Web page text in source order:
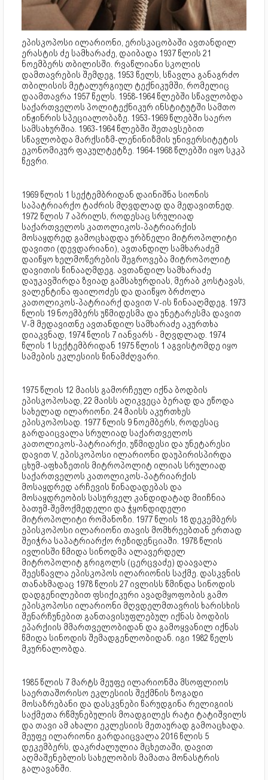
ეპისკოპოსი ილარიონი, ერისკაცობაში ავთანდილ
ერასტის ძე სამხარაძე, დაიბადა 1937 წლის 21
ნოემბერს თბილისში. რვაწლიანი სკოლის
დამთავრების შემდეგ, 1953 წელს, სწავლა განაგრძო
თბილისის მეტალურგიულ ტექნიკუმში, რომელიც
დაამთავრა 1957 წელს. 1958-1964 წლებში სწავლობდა
საქართველოს პოლიტექნიკურ ინსტიტუტში სამთო
ინჟინრის სპეციალობაზე. 1953-1969 წლებში საერო
სამსახურშია. 1963-1964 წლებში შეთავსებით
სწავლობდა მარქსიზმ-ლენინიზმის უნივერსიტეტის
ეკონომიკურ ფაკულტეტზე. 1964-1968 წლებში იყო სკკპ
წევრი.
1969 წლის 1 სექტემბრიდან დაინიშნა სიონის
საპატრიარქო ტაძრის მღვდლად და მედავითნედ.
1972 წლის 7 აპრილს, როდესაც სრულიად
საქართველოს კათოლიკოს-პატრიარქის
მოსაყდრედ გამოცხადდა ურბნელი მიტროპოლიტი
დავითი (დევდარიანი), ავთანდილ სამხარაძემ
დაიწყო ხელმოწერების შეგროვება მიტროპოლიტ
დავითის წინააღმდეგ. ავთანდილ სამხარაძე
დაუკავშირდა ზვიად გამსახურდიას, მერაბ კოსტავას,
ვალენტინა ფაილოძეს და დაიწყო ბრძოლა
კათოლიკოს-პატრიარქ დავით V-ის წინააღმდეგ. 1973
წლის 19 ნოემბერს უწმიდესმა და უნეტარესმა დავით
V-მ მედავითნე ავთანდილ სამხარაძე აკურთხა
დიაკვნად, 1974 წლის 7 იანვარს - მღვდლად. 1974
წლის 1 სექტემბრიდან 1975 წლის 1 აგვისტომდე იყო
სამების ეკლესიის წინამძღვარი.
1975 წლის 12 მაისს გამორჩეულ იქნა ბოდბის
ეპისკოპოსად, 22 მაისს აღიკვეცა ბერად და ეწოდა
სახელად ილარიონი. 24 მაისს აკურთხეს
ეპისკოპოსად. 1977 წლის 9 ნოემბერს, როდესაც
გარდაიცვალა სრულიად საქართველოს
კათოლიკოს-პატრიარქი, უწმიდესი და უნეტარესი
დავით V, ეპისკოპოსი ილარიონი დაუპირისპირდა
ცხუმ-აფხაზეთის მიტროპოლიტ ილიას სრულიად
საქართველოს კათოლიკოს-პატრიარქის
მოსაყდრედ არჩევის წინადადებას და
მოსაყდრეობის სასურველ კანდიდატად მიიჩნია
ბათუმ-შემოქმედელი და ჭყონდიდელი
მიტროპოლიტი რომანოზი. 1977 წლის 18 დეკემბერს
ეპისკოპოსი ილარიონი თავის მომხრეებთან ერთად
შეიჭრა საპატრიარქო რეზიდენციაში. 1978 წლის
ივლისში წმიდა სინოდმა ალავერდელ
მიტროპოლიტ გრიგოლს (ცერცვაძე) დაავალა
შეესწავლა ეპისკოპოს ილარიონის საქმე. დასკვნის
თანახმადაც 1978 წლის 27 ივლისს წმინდა სინოდის
დადგენილებით ფსიქიკური ავადმყოფობის გამო
ეპისკოპოსი ილარიონი მღვდელმთავრის ხარისხის
შენარჩუნებით განთავისუფლებულ იქნას ბოდბის
ეპარქიის მმართველობიდან და გამოყვანილ იქნას
წმიდა სინოდის შემადგენლობიდან. იგი 1982 წელს
მკურნალობდა.
1985 წლის 7 მარტს მეუფე ილარიონმა მსოფლიოს
საერთაშორისო ეკლესიის შექმნის ზოგადი
მოსაზრებანი და დასკვნები წარუდგინა რელიგიის
საქმეთა რწმუნებულის მოადგილეს რატი ტატიშვილს
და თავი ამ ახალი ეკლესიის მეთაურად გამოაცხადა.
მეუფე ილარიონი გარდაიცვალა 2016 წლის 5
დეკემბერს, დაკრძალულია მცხეთაში, დავით
აღმაშენებლის სახელობის მამათა მონასტრის
გალავანში.